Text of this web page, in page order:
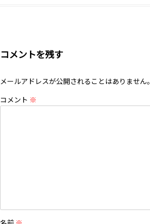
コメントを残す
メールアドレスが公開されることはありません。
コメント ※